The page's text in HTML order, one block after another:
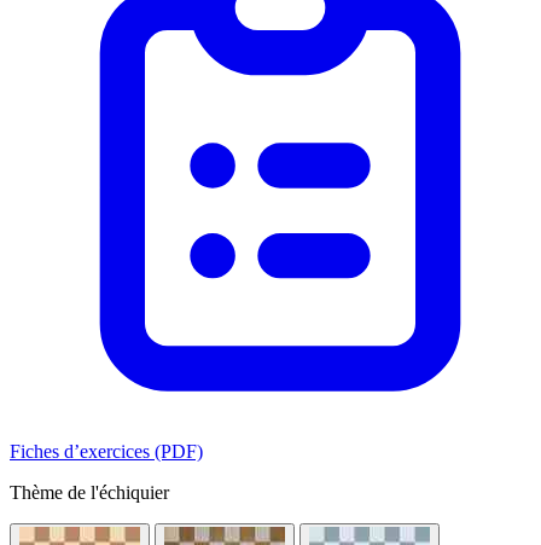
Fiches d’exercices (PDF)
Thème de l'échiquier